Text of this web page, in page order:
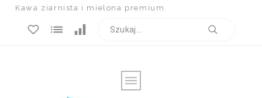
Kawa ziarnista i mielona premium